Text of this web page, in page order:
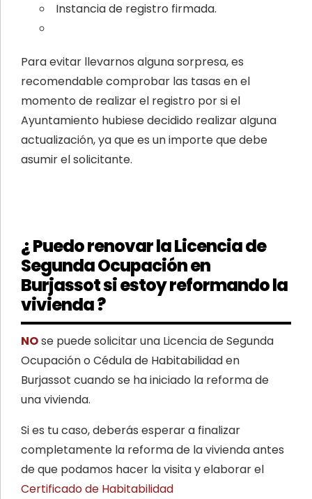
Instancia de registro firmada.
Para evitar llevarnos alguna sorpresa, es
recomendable comprobar las tasas en el
momento de realizar el registro por si el
Ayuntamiento hubiese decidido realizar alguna
actualización, ya que es un importe que debe
asumir el solicitante.
¿ Puedo renovar la Licencia de
Segunda Ocupación en
Burjassot si estoy reformando la
vivienda ?
NOse puede solicitar una Licencia de Segunda
Ocupación o Cédula de Habitabilidad en
Burjassot cuando se ha iniciado la reforma de
una vivienda.
Si es tu caso, deberás esperar a finalizar
completamente la reforma de la vivienda antes
de que podamos hacer la visita y elaborar el
Certificado de Habitabilidad